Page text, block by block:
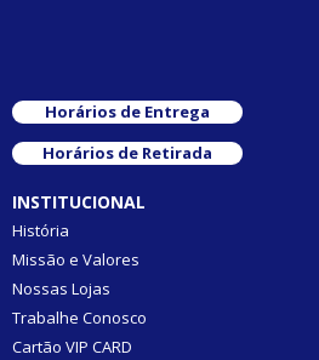
Horários de Entrega
Horários de Retirada
INSTITUCIONAL
História
Missão e Valores
Nossas Lojas
Trabalhe Conosco
Cartão VIP CARD